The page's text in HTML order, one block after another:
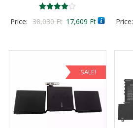
4.00
Price: 38,030Ft Original
17,609 FtCurrentPrice:
SALE!